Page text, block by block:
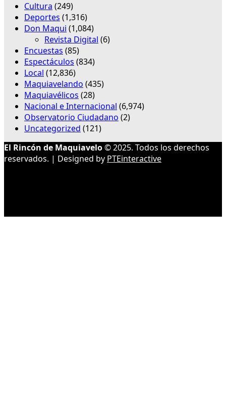
Cultura (249)
Deportes (1,316)
Don Maqui (1,084)
Revista Digital (6)
Encuestas (85)
Espectáculos (834)
Local (12,836)
Maquiavelando (435)
Maquiavélicos (28)
Nacional e Internacional (6,974)
Observatorio Ciudadano (2)
Uncategorized (121)
El Rincón de Maquiavelo© 2025. Todos los derechos
reservados. | Designed by PTEinteractive